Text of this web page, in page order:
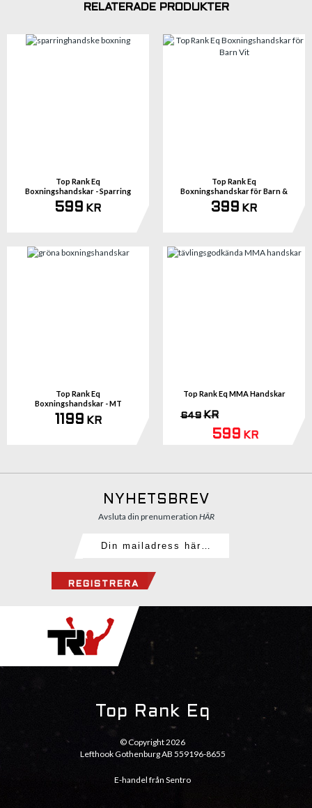
RELATERADE PRODUKTER
Top Rank Eq
Boxningshandskar - Sparring
599 KR
Top Rank Eq
Boxningshandskar för Barn &
Junior Vit
399 KR
Top Rank Eq
Boxningshandskar - MT
1199 KR
Top Rank Eq MMA Handskar
649 KR
599 KR
NYHETSBREV
Avsluta din prenumeration HÄR
REGISTRERA
Top Rank Eq
© Copyright 2026
Lefthook Gothenburg AB 559196-8655
E-handel från Sentro